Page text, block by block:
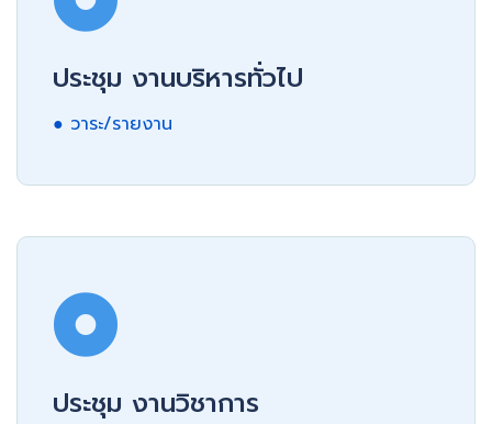
ประชุม งานบริหารทั่วไป
● วาระ/รายงาน
ประชุม งานวิชาการ